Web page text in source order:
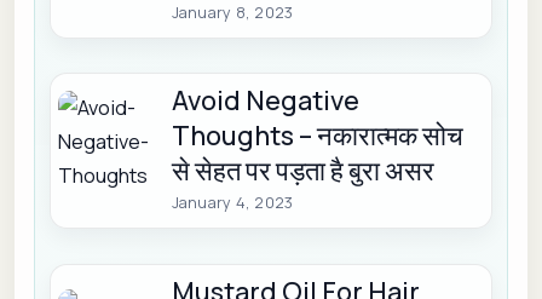
January 8, 2023
Avoid Negative
Thoughts – नकारात्मक सोच
से सेहत पर पड़ता है बुरा असर
January 4, 2023
Mustard Oil For Hair